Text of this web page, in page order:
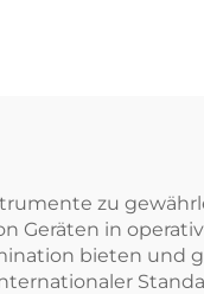
zu
Geräten in
bieten und